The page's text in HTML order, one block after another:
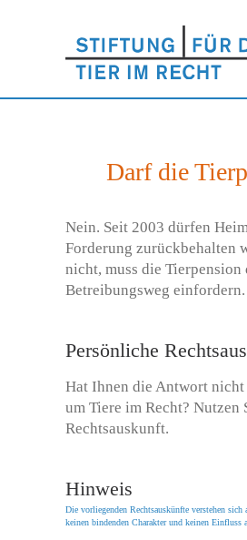
Darf die
Nein. Seit 2003 dürfen
Forderung zurückbehalten
nicht, muss die
Betreibungsweg einfordern.
Persönliche
Hat Ihnen die Antwort
um Tiere im Recht? Nutzen
Rechtsauskunft.
Hinweis
Die vorliegenden Rechtsauskünfte verstehen
keinen bindenden Charakter und keinen Einfluss